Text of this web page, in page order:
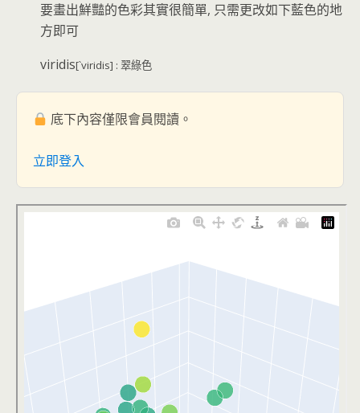
要畫出鮮豔的色彩其實很簡單, 只需更改如下藍色的地
方即可
viridis[՝viridis] : 翠綠色
底下內容僅限會員閱讀。
立即登入